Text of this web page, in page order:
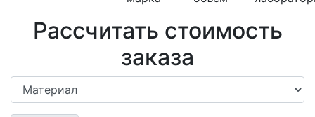
Рассчитать стоимость
заказа